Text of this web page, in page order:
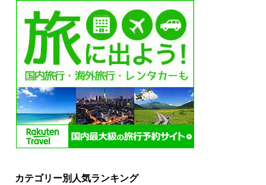
カテゴリー別人気ランキング